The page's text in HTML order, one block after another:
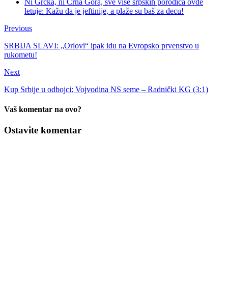
letuje: Kažu da je jeftinije, a plaže su baš za decu!
Previous
SRBIJA SLAVI: „Orlovi“ ipak idu na Evropsko prvenstvo u
rukometu!
Next
Kup Srbije u odbojci: Vojvodina NS seme – Radnički KG (3:1)
Vaš komentar na ovo?
Ostavite komentar